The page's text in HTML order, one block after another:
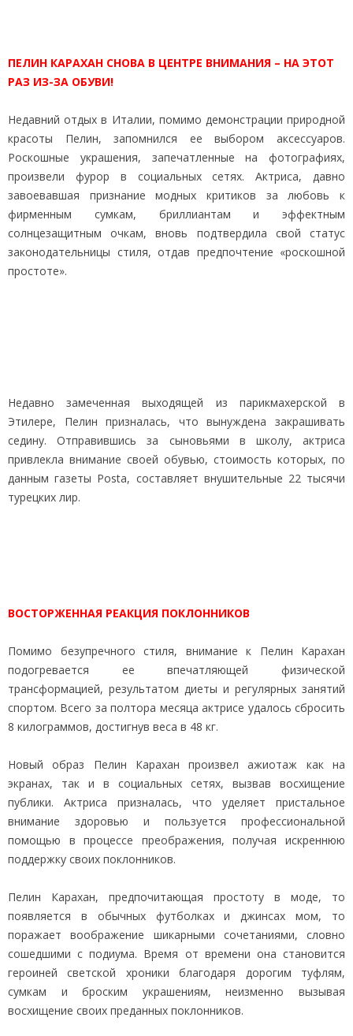
ПЕЛИН КАРАХАН СНОВА В ЦЕНТРЕ ВНИМАНИЯ – НА ЭТОТ
РАЗ ИЗ-ЗА ОБУВИ!
Недавний отдых в Италии, помимо демонстрации природной
красоты Пелин, запомнился ее выбором аксессуаров.
Роскошные украшения, запечатленные на фотографиях,
произвели фурор в социальных сетях. Актриса, давно
завоевавшая признание модных критиков за любовь к
фирменным сумкам, бриллиантам и эффектным
солнцезащитным очкам, вновь подтвердила свой статус
законодательницы стиля, отдав предпочтение «роскошной
простоте».
Недавно замеченная выходящей из парикмахерской в
Этилере, Пелин призналась, что вынуждена закрашивать
седину. Отправившись за сыновьями в школу, актриса
привлекла внимание своей обувью, стоимость которых, по
данным газеты Posta, составляет внушительные 22 тысячи
турецких лир.
ВОСТОРЖЕННАЯ РЕАКЦИЯ ПОКЛОННИКОВ
Помимо безупречного стиля, внимание к Пелин Карахан
подогревается ее впечатляющей физической
трансформацией, результатом диеты и регулярных занятий
спортом. Всего за полтора месяца актрисе удалось сбросить
8 килограммов, достигнув веса в 48 кг.
Новый образ Пелин Карахан произвел ажиотаж как на
экранах, так и в социальных сетях, вызвав восхищение
публики. Актриса призналась, что уделяет пристальное
внимание здоровью и пользуется профессиональной
помощью в процессе преображения, получая искреннюю
поддержку своих поклонников.
Пелин Карахан, предпочитающая простоту в моде, то
появляется в обычных футболках и джинсах мом, то
поражает воображение шикарными сочетаниями, словно
сошедшими с подиума. Время от времени она становится
героиней светской хроники благодаря дорогим туфлям,
сумкам и броским украшениям, неизменно вызывая
восхищение своих преданных поклонников.